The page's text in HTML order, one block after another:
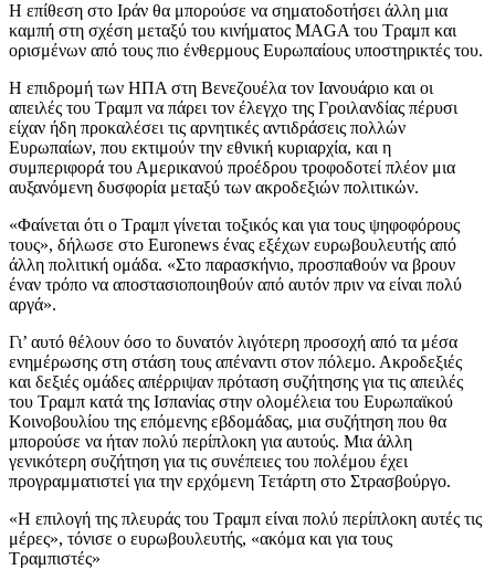
Η επίθεση στο Ιράν θα μπορούσε να σηματοδοτήσει άλλη μια
καμπή στη σχέση μεταξύ του κινήματος MAGA του Τραμπ και
ορισμένων από τους πιο ένθερμους Ευρωπαίους υποστηρικτές του.
Η επιδρομή των ΗΠΑ στη Βενεζουέλα τον Ιανουάριο και οι
απειλές του Τραμπ να πάρει τον έλεγχο της Γροιλανδίας πέρυσι
είχαν ήδη προκαλέσει τις αρνητικές αντιδράσεις πολλών
Ευρωπαίων, που εκτιμούν την εθνική κυριαρχία, και η
συμπεριφορά του Αμερικανού προέδρου τροφοδοτεί πλέον μια
αυξανόμενη δυσφορία μεταξύ των ακροδεξιών πολιτικών.
«Φαίνεται ότι ο Τραμπ γίνεται τοξικός και για τους ψηφοφόρους
τους», δήλωσε στο Euronews ένας εξέχων ευρωβουλευτής από
άλλη πολιτική ομάδα. «Στο παρασκήνιο, προσπαθούν να βρουν
έναν τρόπο να αποστασιοποιηθούν από αυτόν πριν να είναι πολύ
αργά».
Γι’ αυτό θέλουν όσο το δυνατόν λιγότερη προσοχή από τα μέσα
ενημέρωσης στη στάση τους απέναντι στον πόλεμο. Ακροδεξιές
και δεξιές ομάδες απέρριψαν πρόταση συζήτησης για τις απειλές
του Τραμπ κατά της Ισπανίας στην ολομέλεια του Ευρωπαϊκού
Κοινοβουλίου της επόμενης εβδομάδας, μια συζήτηση που θα
μπορούσε να ήταν πολύ περίπλοκη για αυτούς. Μια άλλη
γενικότερη συζήτηση για τις συνέπειες του πολέμου έχει
προγραμματιστεί για την ερχόμενη Τετάρτη στο Στρασβούργο.
«Η επιλογή της πλευράς του Τραμπ είναι πολύ περίπλοκη αυτές τις
μέρες», τόνισε ο ευρωβουλευτής, «ακόμα και για τους
Τραμπιστές»